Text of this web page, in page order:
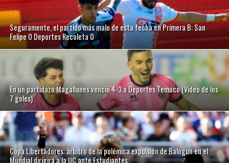
Seguramente, el partido más malo de esta fecha en Primera B: San
Felipe 0 Deportes Recoleta 0
En un partidazo Magallanes venció 4-3 a Deportes Temuco (Video de los
7 goles)
Copa Libertadores: árbitro de la polémica expulsión de Balogun en el
Mundial dirigirá a la UC ante Estudiantes